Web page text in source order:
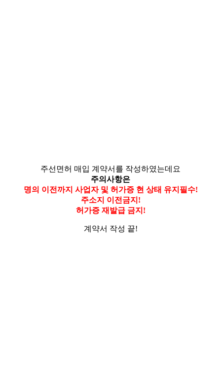
주선면허 매입 계약서를 작성하였는데요
주의사항은
명의 이전까지 사업자 및 허가증 현 상태 유지필수!
주소지 이전금지!
허가증 재발급 금지!
계약서 작성 끝!